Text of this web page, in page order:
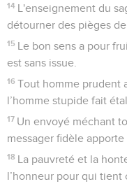
14 L'enseignement du
détourner des pièges de
15 Le bon sens a pour
est sans issue.
16 Tout homme prudent
l’homme stupide fait
17 Un envoyé méchant
messager fidèle apporte
18 La pauvreté et la
l’honneur pour qui tient